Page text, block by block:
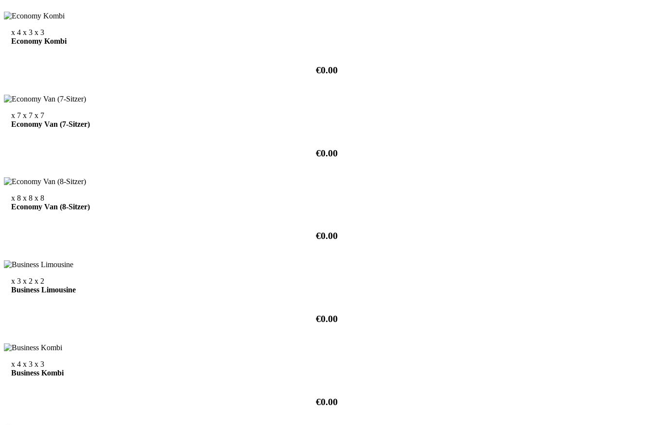
x 4 x 3 x 3
Economy Kombi
€0.00
x 7 x 7 x 7
Economy Van (7-Sitzer)
€0.00
x 8 x 8 x 8
Economy Van (8-Sitzer)
€0.00
x 3 x 2 x 2
Business Limousine
€0.00
x 4 x 3 x 3
Business Kombi
€0.00